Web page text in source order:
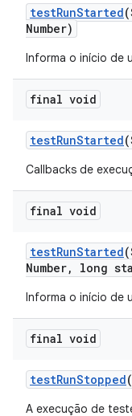
testRunStarted
Number)
Informa o início de
final void
testRunStarted
Callbacks de
final void
testRunStarted
Number, long
Informa o início de
final void
testRunStopped
A execução de